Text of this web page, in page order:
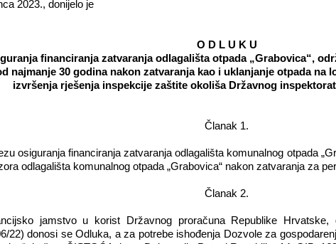
2023., donijelo je
O D L U K U
financiranja zatvaranja odlagališta otpada „Grabovica“,
najmanje 30 godina nakon zatvaranja kao i uklanjanje otpada
izvršenja rješenja inspekcije zaštite okoliša Državnog
Članak 1.
osiguranja financiranja zatvaranja odlagališta komunalnog otpada
odlagališta komunalnog otpada „Grabovica“ nakon zatvaranja za
Članak 2.
jamstvo u korist Državnog proračuna Republike Hrvatske,
22) donosi se Odluka, a za potrebe ishođenja Dozvole za